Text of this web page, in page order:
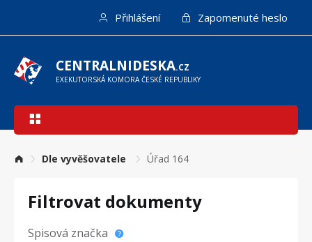
hlavnímu
obsahu
Přihlášení Zapomenuté heslo
CENTRALNIDESKA.CZ
EXEKUTORSKÁ KOMORA ČESKÉ REPUBLIKY
Hlavní
Dle vyvěšovatele Úřad 164
Filtrovat dokumenty
Spisová značka